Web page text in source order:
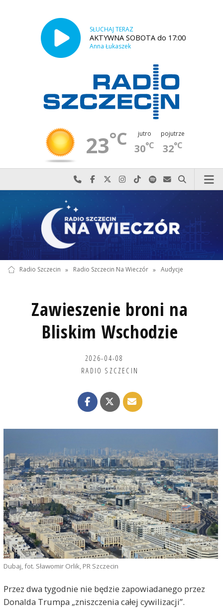
SŁUCHAJ TERAZ
AKTYWNA SOBOTA do 17:00
Anna Łukaszek
23°C jutro
30°C
pojutrze
32°C
Najlepiej po prostu do nas zadzwoń
Odwiedź nas na Facebook-u
Odwiedź nas na X
Odwiedź nas na Instagram-ie
Odwiedź nas na TikTok-u
Szukaj nas na Spotify
Wyślij do nas
Szukaj
Radio Szczecin » Radio Szczecin Na Wieczór » Audycje
Zawieszenie broni na
Bliskim Wschodzie
2026-04-08
RADIO SZCZECIN
Dubaj, fot. Sławomir Orlik, PR Szczecin
Przez dwa tygodnie nie będzie zapowiadanego przez
Donalda Trumpa „zniszczenia całej cywilizacji”.